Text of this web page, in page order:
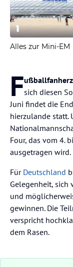
1
Alles zur Mini-EM
Fsich diesen
Juni findet die
hierzulande statt.
Four, das vom 4.
ausgetragen wird.
Für Deutschland
Gelegenheit, sich
und
gewinnen. Die
verspricht
dem Rasen.